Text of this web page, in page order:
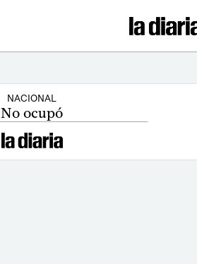
NACIONAL
No ocupó